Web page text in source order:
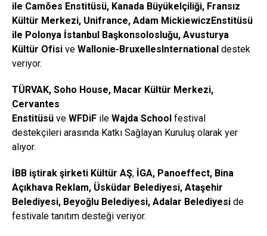
ile Camões Enstitüsü, Kanada Büyükelçiliği, Fransız
Kültür Merkezi, Unifrance, Adam Mickiewicz Enstitüsü
ile Polonya İstanbul Başkonsolosluğu, Avusturya
Kültür Ofisi ve Wallonie-Bruxelles International destek
veriyor.
TÜRVAK, Soho House, Macar Kültür Merkezi,
Cervantes
Enstitüsü ve WFDiF ile Wajda School festival
destekçileri arasında Katkı Sağlayan Kuruluş olarak yer
alıyor.
İBB iştirak şirketi Kültür AŞ, İGA, Panoeffect, Bina
Açıkhava Reklam, Üsküdar Belediyesi, Ataşehir
Belediyesi, Beyoğlu Belediyesi, Adalar Belediyesi de
festivale tanıtım desteği veriyor.